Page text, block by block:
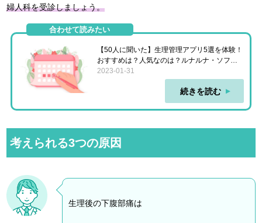
婦人科を受診しましょう。
合わせて読みたい
【50人に聞いた】生理管理アプリ5選を体験！
おすすめは？人気なのは？ルナルナ・ソフィ
など比較
2023-01-31
続きを読む
考えられる3つの原因
生理後の下腹部痛は